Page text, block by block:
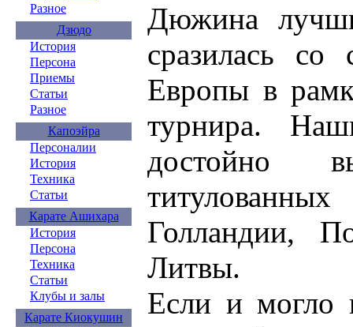
Разное
Дзюдо
История
Персона
Приемы
Статьи
Разное
Капоэйра
Персоналии
История
Техника
Статьи
Карате Ашихара
История
Персона
Техника
Статьи
Клубы и залы
Карате Киокушин
Дюжина
сразилась со
Европы в
турнира.
достойно
Голландии,
Литвы.
Если и могло